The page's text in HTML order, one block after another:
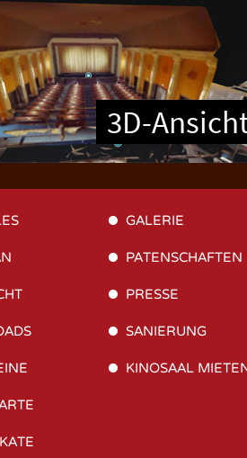
3D-
GALERIE
PATENSCHAFTEN
PRESSE
SANIERUNG
KINOSAAL